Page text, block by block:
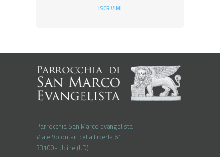
ISCRIVIMI
Parrocchia San Marco evangelista
Viale Volontari della Libertá 61
33100 - Udine (UD)